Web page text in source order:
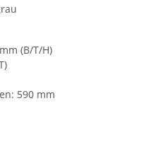
(B/T/H)
590 mm